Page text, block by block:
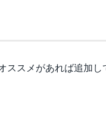
ススメがあれば追加し